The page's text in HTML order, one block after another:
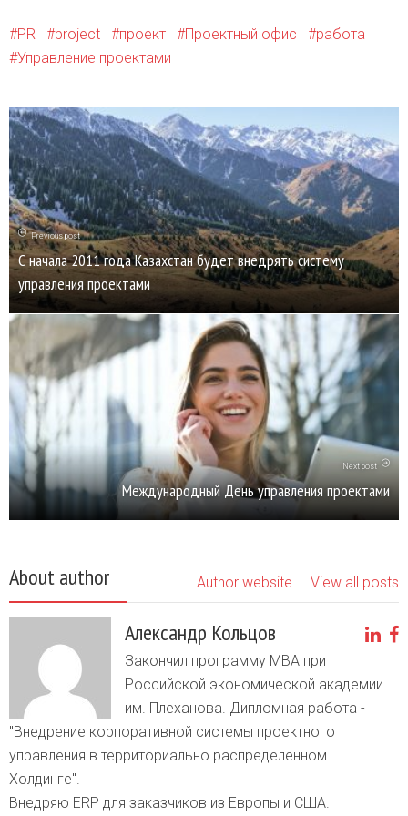
PR project проект Проектный офис
работа
Управление проектами
Previous post
С начала 2011 года Казахстан будет внедрять систему
управления проектами
Next post
Международный День управления проектами
About author View all posts
Author website
Александр Кольцов
Закончил программу MBA при
Российской экономической академии
им. Плеханова. Дипломная работа -
"Внедрение корпоративной системы проектного
управления в территориально распределенном
Холдинге".
Внедряю ERP для заказчиков из Европы и США.